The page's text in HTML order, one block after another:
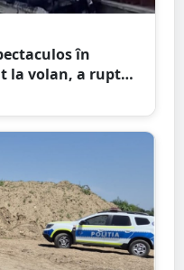
în
la volan, a rupt
în gard